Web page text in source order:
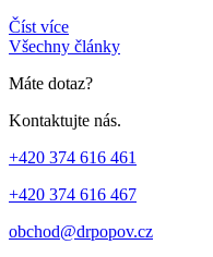
Číst více
Všechny články
Máte dotaz?
Kontaktujte nás.
+420 374 616 461
+420 374 616 467
obchod@drpopov.cz